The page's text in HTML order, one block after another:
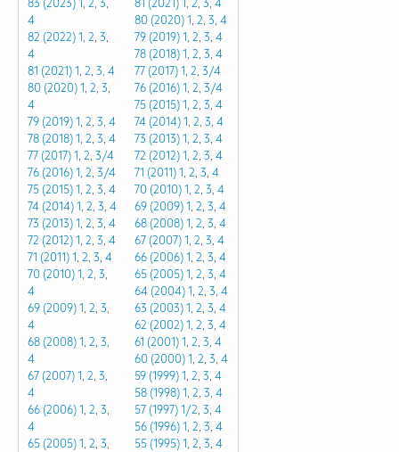
83 (2023) 1 , 2, 3,
4
82 (2022)1, 2, 3,
4
81 (2021)1, 2, 3, 4
80 (2020)1, 2, 3,
4
79 (2019)1, 2, 3, 4
78 (2018)1, 2, 3, 4
77 (2017)1, 2, 3/4
76 (2016)1, 2, 3/4
75 (2015)1, 2, 3, 4
74 (2014)1, 2, 3, 4
73 (2013)1, 2, 3, 4
72 (2012)1, 2, 3, 4
71 (2011)1, 2, 3, 4
70 (2010)1, 2, 3,
4
69 (2009)1, 2, 3,
4
68 (2008)1, 2, 3,
4
67 (2007)1, 2, 3,
4
66 (2006)1, 2, 3,
4
65 (2005)1, 2, 3,
81 (2021)1 , 2, 3, 4
80 (2020)1, 2, 3, 4
79 (2019)1, 2, 3, 4
78 (2018)1, 2, 3, 4
77 (2017)1, 2, 3/4
76 (2016)1, 2, 3/4
75 (2015)1, 2, 3, 4
74 (2014)1, 2, 3, 4
73 (2013)1, 2, 3, 4
72 (2012)1, 2, 3, 4
71 (2011)1, 2, 3, 4
70 (2010)1, 2, 3, 4
69 (2009)1, 2, 3, 4
68 (2008)1, 2, 3, 4
67 (2007)1, 2, 3, 4
66 (2006)1, 2, 3, 4
65 (2005)1, 2, 3, 4
64 (2004)1, 2, 3, 4
63 (2003)1, 2, 3, 4
62 (2002)1, 2, 3, 4
61 (2001)1, 2, 3, 4
60 (2000)1, 2, 3, 4
59 (1999)1, 2, 3, 4
58 (1998)1, 2, 3, 4
57 (1997)1/2, 3, 4
56 (1996)1, 2, 3, 4
55 (1995)1, 2, 3, 4